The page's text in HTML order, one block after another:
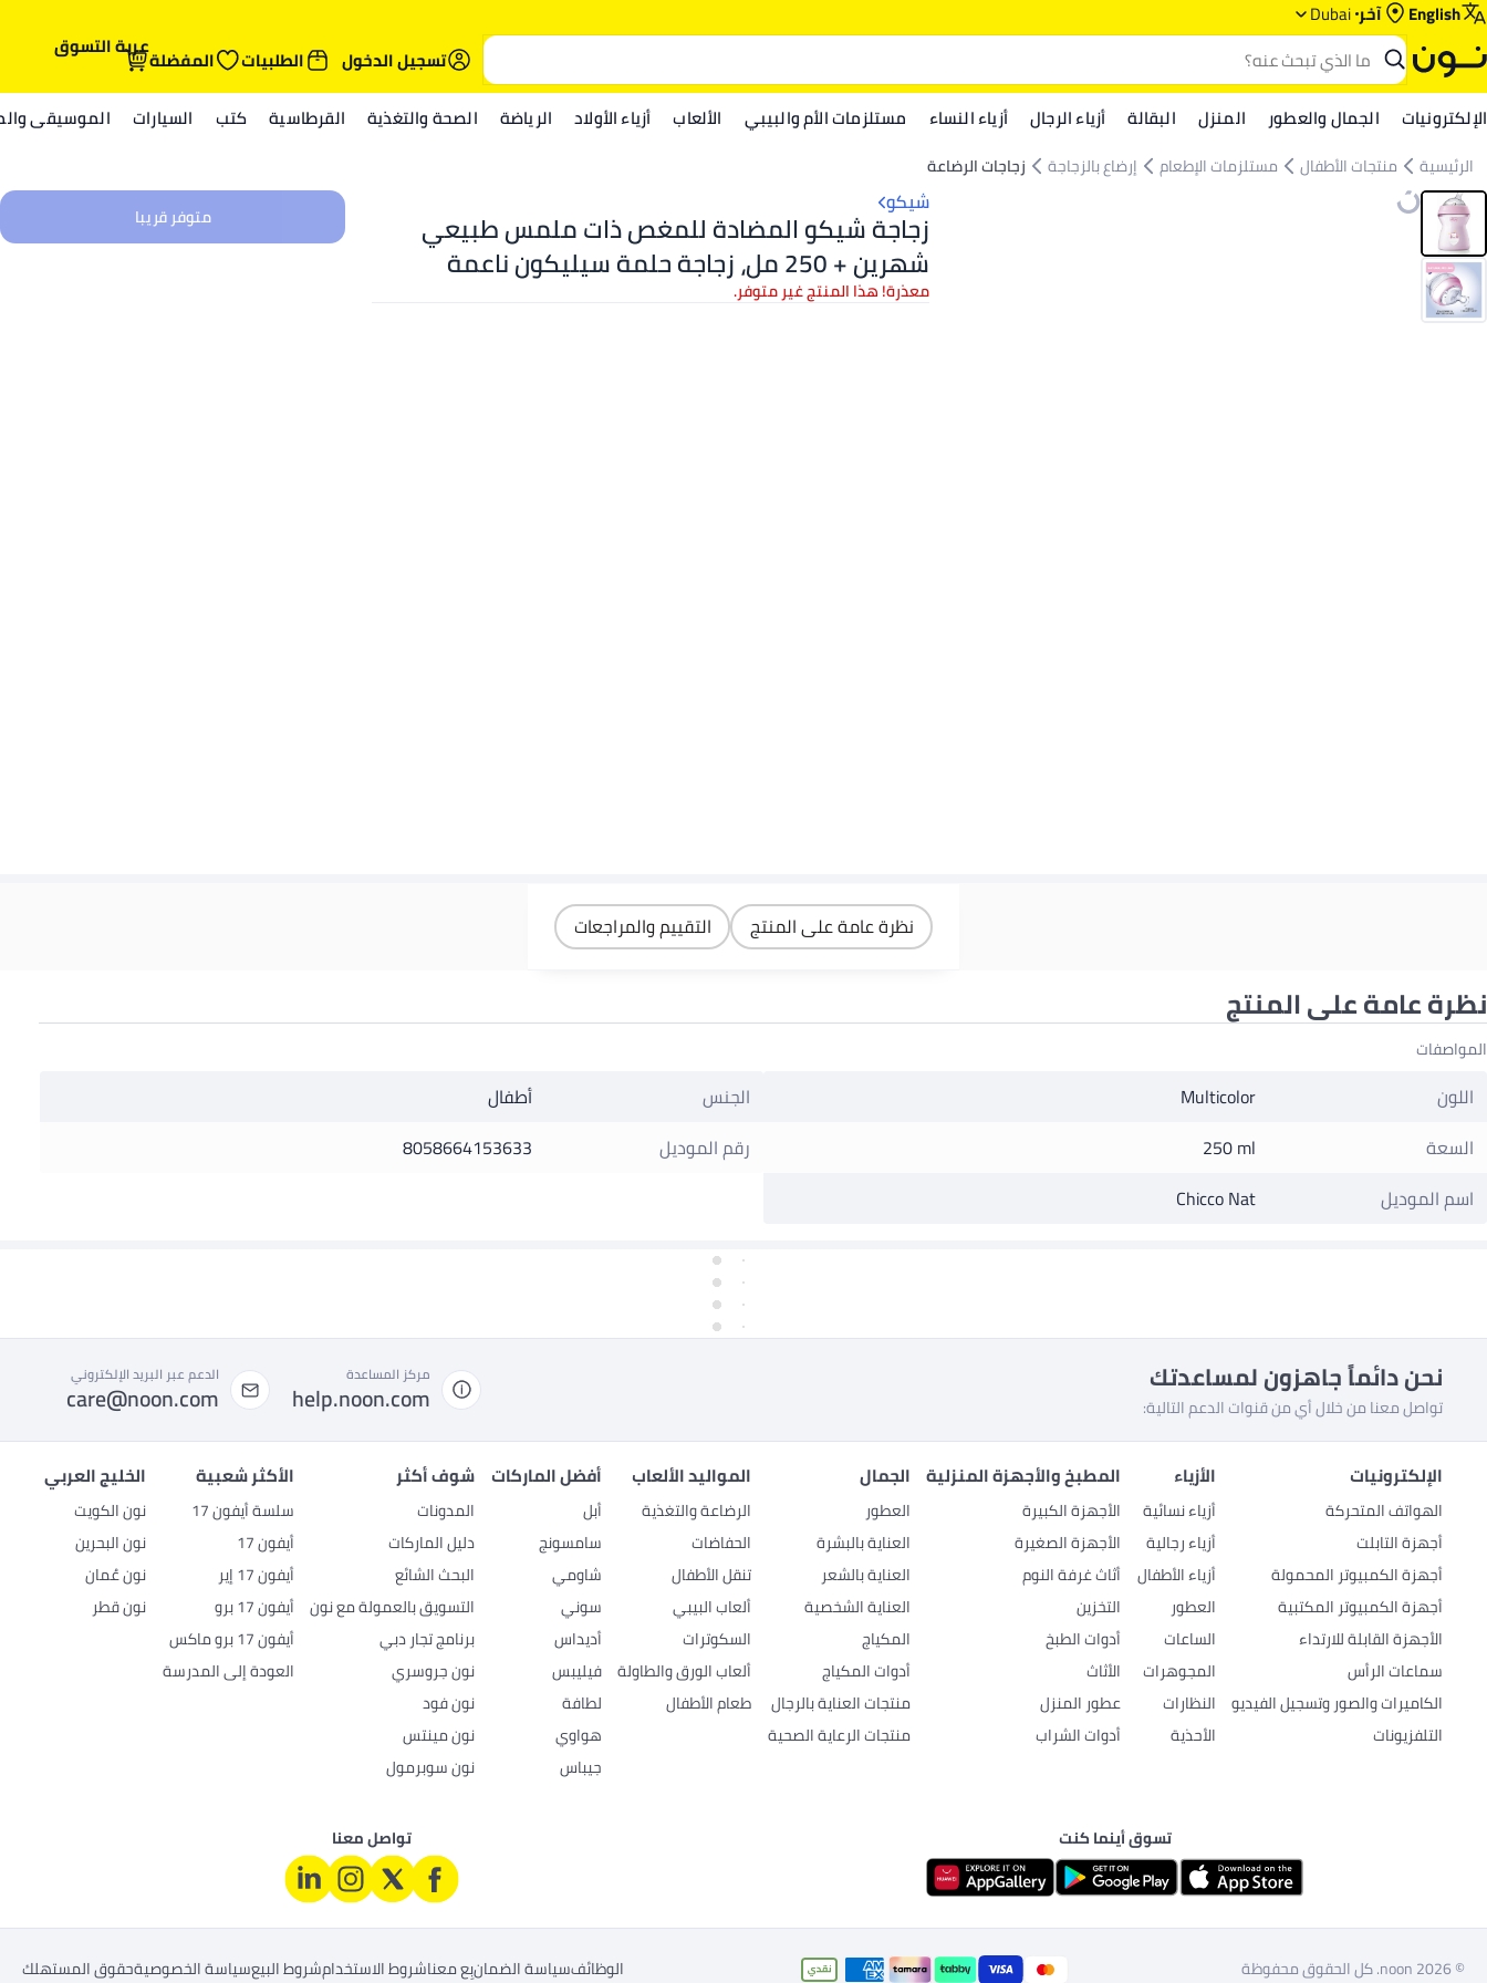
English آخر Dubai
تسجيل الدخول
الطلبيات المفضلةعربة التسوق
الإلكترونيات الجمال والعطور المنزل البقالة أزياء الرجال أزياء النساء مستلزمات الأم والبيبي الألعاب أزياء الأولاد الرياضة الصحة والتغذية القرطاسية كتب السيارات الموسيقى
الرئيسية منتجات الأطفال مستلزمات الإطعام إرضاع بالزجاجة زجاجات الرضاعة
شيكو
زجاجة شيكو المضادة للمغص ذات ملمس طبيعي
شهرين + 250 مل، زجاجة حلمة سيليكون ناعمة
ومرنة مناسبة للرضاعة الطبيعية المختلطة متوسطة
معذرة! هذا المنتج غير متوفر.
متوفر قريبا
نظرة عامة على المنتج التقييم والمراجعات
نظرة عامة على المنتج
المواصفات
اللون
Multicolor
السعة
250 ml
اسم الموديل
Chicco Nat
الجنس
أطفال
رقم الموديل
8058664153633
نحن دائماً جاهزون لمساعدتك
تواصل معنا من خلال أي من قنوات الدعم التالية:
مركز المساعدة
help.noon.com
الدعم عبر البريد الإلكتروني
care@noon.com
الإلكترونيات
الهواتف المتحركة
أجهزة التابلت
أجهزة الكمبيوتر المحمولة
أجهزة الكمبيوتر المكتبية
الأجهزة القابلة للارتداء
سماعات الرأس
الكاميرات والصور وتسجيل الفيديو
التلفزيونات
الأزياء
أزياء نسائية
أزياء رجالية
أزياء الأطفال
العطور
الساعات
المجوهرات
النظارات
الأحذية
المطبخ والأجهزة المنزلية
الأجهزة الكبيرة
الأجهزة الصغيرة
أثاث غرفة النوم
التخزين
أدوات الطبخ
الأثاث
عطور المنزل
أدوات الشراب
الجمال
العطور
العناية بالبشرة
العناية بالشعر
العناية الشخصية
المكياج
أدوات المكياج
منتجات العناية بالرجال
منتجات الرعاية الصحية
المواليد الألعاب
الرضاعة والتغذية
الحفاضات
تنقل الأطفال
ألعاب البيبي
السكوترات
ألعاب الورق والطاولة
طعام الأطفال
أفضل الماركات
أبل
سامسونج
شاومي
سوني
أديداس
فيليبس
لطافة
هواوي
جيباس
شوف أكثر
المدونات
دليل الماركات
البحث الشائع
التسويق بالعمولة مع نون
برنامج تجار دبي
نون جروسري
نون فود
نون مينتس
نون سوبرمول
الأكثر شعبية
سلسة أيفون 17
أيفون 17
أيفون 17 إير
أيفون 17 برو
أيفون 17 برو ماكس
العودة إلى المدرسة
الخليج العربي
نون الكويت
نون البحرين
نون عُمان
نون قطر
تسوق أينما كنت تواصل معنا
© 2026 noon. كل الحقوق محفوظة الوظائفسياسة الضمانبِع معناشروط الاستخدامشروط البيعسياسة الخصوصيةحقوق المستهلك